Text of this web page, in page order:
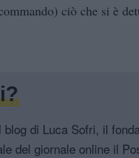
ciò che si è
di Luca Sofri, il
del giornale online il